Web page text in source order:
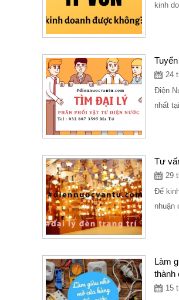
kinh
24
Điện
nhất
Tư
29
Để
nhuận
Làm
thành
15